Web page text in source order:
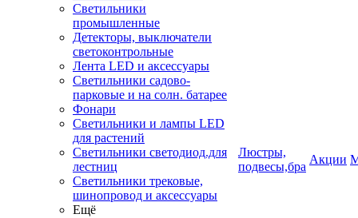
Светильники
промышленные
Детекторы, выключатели
светоконтрольные
Лента LED и аксессуары
Светильники садово-
парковые и на солн. батарее
Фонари
Светильники и лампы LED
для растений
Светильники светодиод.для
лестниц
Светильники трековые,
шинопровод и аксессуары
Ещё
Люстры,
подвесы,бра
Акции